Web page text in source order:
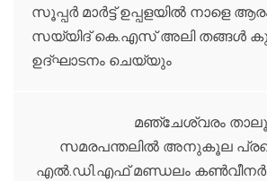
navigation
സൂപ്പർ മാർട്ട് ഉപ്പളയിൽ നാളെ
സയ്യിദ് കെ.എസ് അലി തങ്ങൾ
ഉദ്ഘാടനം ചെയ്യും
മഞ്ചേശ്വരം
സമരപന്തലിൽ അനുകൂല
എൽ.ഡി.എഫ് മണ്ഡലം കൺവീനർ